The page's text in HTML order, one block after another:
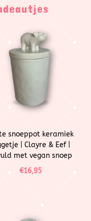
snoeppot keramiek
| Clayre & Eef |
met vegan snoep
€16,95